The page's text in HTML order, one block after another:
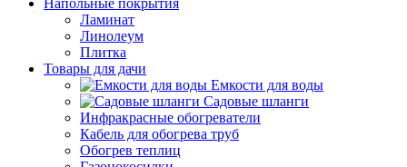
Напольные покрытия
Ламинат
Линолеум
Плитка
Товары для дачи
Емкости для воды
Садовые шланги
Инфракрасные обогреватели
Кабель для обогрева труб
Обогрев теплиц